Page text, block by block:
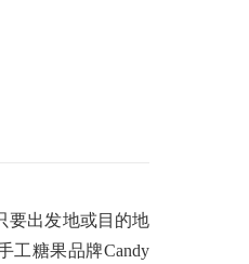
要出发地或目的地
工糖果品牌Candy